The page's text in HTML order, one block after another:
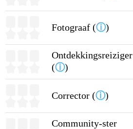
Fotograaf (ⓘ)
Ontdekkingsreiziger
(ⓘ)
Corrector (ⓘ)
Community-ster